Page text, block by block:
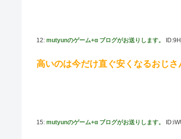
12: mutyunのゲーム+α ブログがお送りします。
高いのは今だけ直ぐ安くなるおじさ
15: mutyunのゲーム+α ブログがお送りします。